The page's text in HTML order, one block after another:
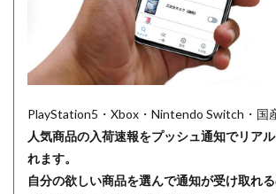
PlayStation5・Xbox・Nintendo Switch・国
人気商品の入荷速報をプッシュ通知でリア
れます。
自分の欲しい商品を選んで通知が受け取れる